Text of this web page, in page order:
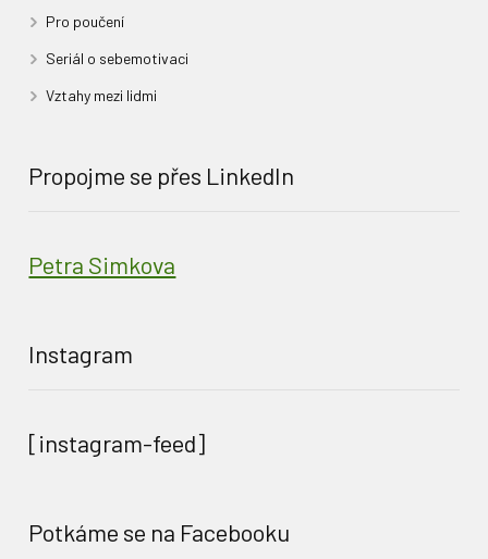
Pro poučení
Seriál o sebemotivaci
Vztahy mezi lidmi
Propojme se přes LinkedIn
Petra Simkova
Instagram
[instagram-feed]
Potkáme se na Facebooku